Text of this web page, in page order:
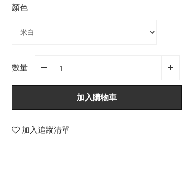
顏色
數量
加入購物車
加入追蹤清單